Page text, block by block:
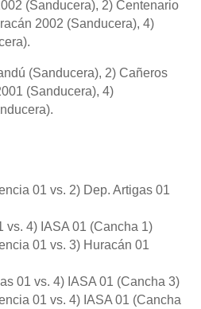
(Sanducera), 2) Centenario
2002 (Sanducera), 4)
(Sanducera), 2) Cañeros
(Sanducera), 4)
01 vs. 2) Dep. Artigas 01
vs. 4) IASA 01 (Cancha 1)
01 vs. 3) Huracán 01
01 vs. 4) IASA 01 (Cancha 3)
01 vs. 4) IASA 01 (Cancha